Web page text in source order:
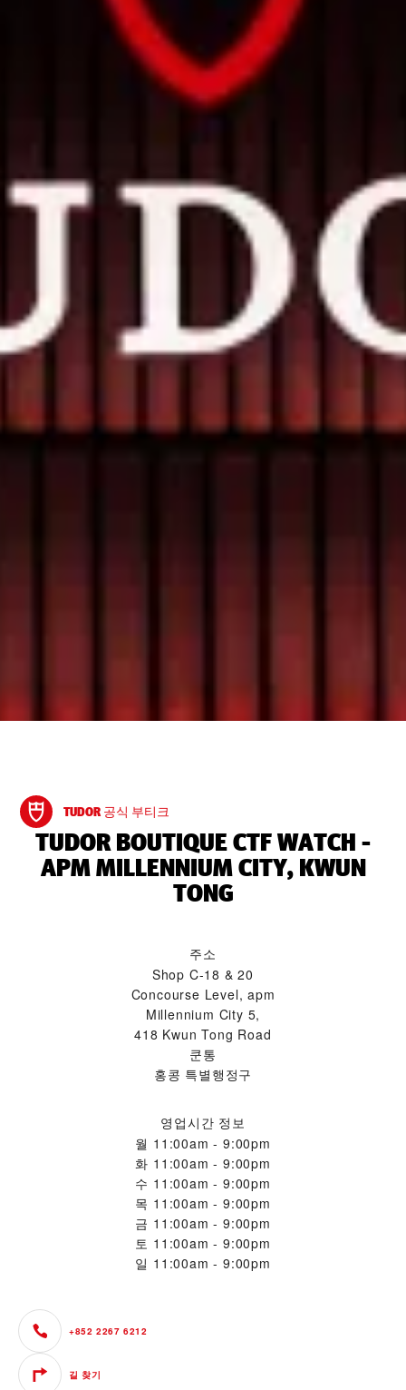
TUDOR 공식 부티크
‭TUDOR BOUTIQUE CTF WATCH -
APM MILLENNIUM CITY, KWUN
TONG‬
주소
Shop C-18 & 20
Concourse Level, apm
Millennium City 5,
418 Kwun Tong Road
쿤통
홍콩 특별행정구
영업시간 정보
월 11:00am - 9:00pm
화 11:00am - 9:00pm
수 11:00am - 9:00pm
목 11:00am - 9:00pm
금 11:00am - 9:00pm
토 11:00am - 9:00pm
일 11:00am - 9:00pm
+852 2267 6212
길 찾기